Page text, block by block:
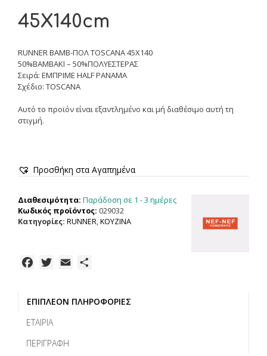
45X140cm
RUNNER ΒΑΜΒ-ΠΟΛ TOSCANA 45X140
50%ΒΑΜΒΑΚΙ – 50%ΠΟΛΥΕΣΤΕΡΑΣ
Σειρά: ΕΜΠΡΙΜΕ HALF PANAMA
Σχέδιο: TOSCANA
Αυτό το προϊόν είναι εξαντλημένο και μή διαθέσιμο αυτή τη
στιγμή.
Προσθήκη στα Αγαπημένα
Διαθεσιμότητα: Παράδοση σε 1 - 3 ημέρες
Κωδικός προϊόντος: 029032
Κατηγορίες: RUNNER,ΚΟΥΖΙΝΑ
e
b
o
t
r
i
ρ
ΕΠΙΠΛΈΟΝ ΠΛΗΡΟΦΟΡΊΕΣ
ΕΤΑΙΡΊΑ
ΠΕΡΙΓΡΑΦΉ